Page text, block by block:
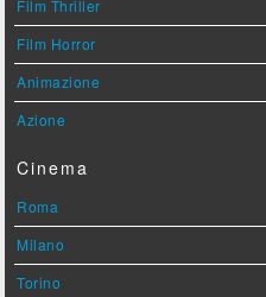
Film Thriller
Film Horror
Animazione
Azione
Cinema
Roma
Milano
Torino